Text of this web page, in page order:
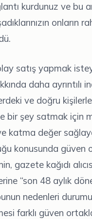
kurdunuz ve bu
onların
satış yapmak
daha ayrıntılı
ve doğru
bir şey satmak için
katma değer
konusunda
gazete kağıdı
“son 48 aylık
nedenleri
farklı güven